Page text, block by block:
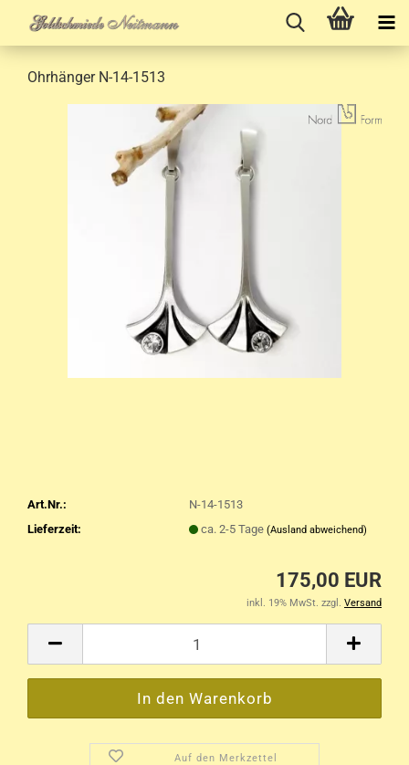
Ohrhänger N-14-1513
Art.Nr.:
N-14-1513
Lieferzeit:
ca. 2-5 Tage (Ausland abweichend)
175,00 EUR
inkl. 19% MwSt. zzgl. Versand
Auf den Merkzettel